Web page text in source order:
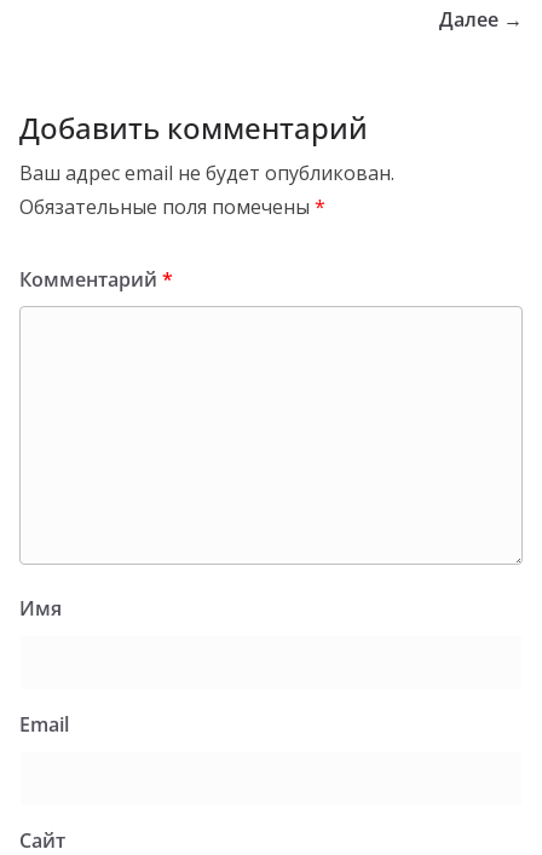
Далее →
Добавить комментарий
Ваш адрес email не будет опубликован.
Обязательные поля помечены *
Комментарий *
Имя
Email
Сайт